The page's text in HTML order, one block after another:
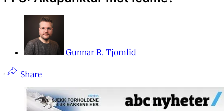
Gunnar R. Tjomlid
· Share